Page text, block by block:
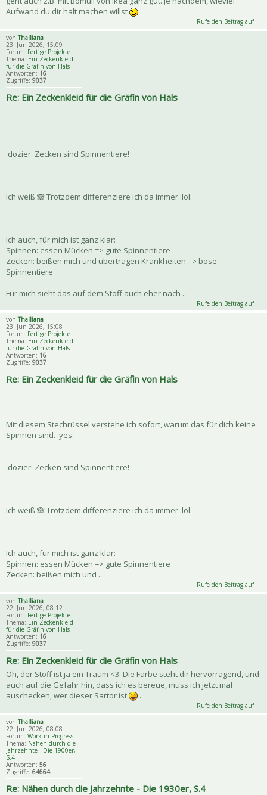
Aufwand du dir halt machen willst
.
Rufe den Beitrag auf
von Thalliana
23. Jun 2026, 15:09
Forum: Fertige Projekte
Thema: Ein Zeckenkleid
für die Gräfin von Hals
Antworten: 16
Zugriffe: 9037
Re: Ein Zeckenkleid für die Gräfin von Hals
:dozier: Zecken sind Spinnentiere!
Ich weiß 🙈 Trotzdem differenziere ich da immer :lol:
Ich auch, für mich ist ganz klar:
Spinnen: essen Mücken => gute Spinnentiere
Zecken: beißen mich und übertragen Krankheiten => böse
Spinnentiere
Für mich sieht das auf dem Stoff auch eher nach ...
Rufe den Beitrag auf
vonThalliana
23. Jun 2026, 15:08
Forum: Fertige Projekte
Thema: Ein Zeckenkleid
für die Gräfin von Hals
Antworten: 16
Zugriffe: 9037
Re: Ein Zeckenkleid für die Gräfin von Hals
Mit diesem Stechrüssel verstehe ich sofort, warum das für dich keine
Spinnen sind. :yes:
:dozier: Zecken sind Spinnentiere!
Ich weiß 🙈 Trotzdem differenziere ich da immer :lol:
Ich auch, für mich ist ganz klar:
Spinnen: essen Mücken => gute Spinnentiere
Zecken: beißen mich und ...
Rufe den Beitrag auf
von Thalliana
22. Jun 2026, 08:12
Forum: Fertige Projekte
Thema: Ein Zeckenkleid
für die Gräfin von Hals
Antworten: 16
Zugriffe: 9037
Re: Ein Zeckenkleid für die Gräfin von Hals
Oh, der Stoff ist ja ein Traum <3. Die Farbe steht dir hervorragend, und
auch auf die Gefahr hin, dass ich es bereue, muss ich jetzt mal
auschecken, wer dieser Sartor ist
.
Rufe den Beitrag auf
vonThalliana
22. Jun 2026, 08:08
Forum: Work in Progress
Thema: Nähen durch die
Jahrzehnte - Die 1900er,
S.4
Antworten: 56
Zugriffe: 64664
Re: Nähen durch die Jahrzehnte - Die 1930er, S.4